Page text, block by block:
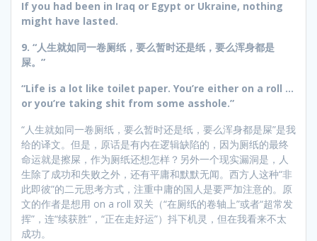
If you had been in Iraq or Egypt or Ukraine, nothing
might have lasted.
9. “人生就如同一卷厕纸，要么暂时还是纸，要么浑身都是
屎。”
“Life is a lot like toilet paper. You’re either on a roll …
or you’re taking shit from some asshole.”
“人生就如同一卷厕纸，要么暂时还是纸，要么浑身都是屎”是我
给的译文。但是，原话是有内在逻辑缺陷的，因为厕纸的最终
命运就是擦屎，作为厕纸还想怎样？另外一个现实漏洞是，人
生除了成功和失败之外，还有平庸和默默无闻。西方人这种“非
此即彼”的二元思考方式，注重中庸的国人是要严加注意的。原
文的作者是想用 on a roll 双关（“在厕纸的卷轴上”或者“超常发
挥”，连“续获胜”，“正在走好运”）抖下机灵，但在我看来不太
成功。